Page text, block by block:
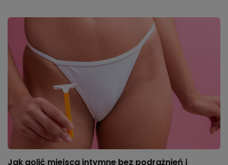
Jak golić miejsca intymne bez podrażnień i